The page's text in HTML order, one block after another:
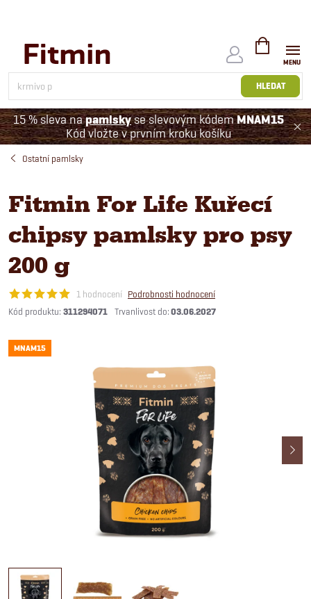
HLEDAT
NÁKUPNÍ
KOŠÍK
15 % sleva napamlskyse slevovým kódemMNAM15
Kód vložte v prvním kroku košíku
Ostatní pamlsky
Fitmin For Life Kuřecí
chipsy pamlsky pro psy
200 g
1 hodnocení Podrobnosti hodnocení
Kód produktu: 311294071 03.06.2027
MNAM15